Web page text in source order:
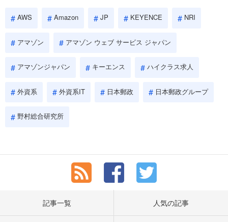
AWS Amazon JP KEYENCE NRI
アマゾン アマゾン ウェブ サービス ジャパン
アマゾンジャパン キーエンス ハイクラス求人
外資系 外資系IT 日本郵政 日本郵政グループ
野村総合研究所
記事一覧 人気の記事